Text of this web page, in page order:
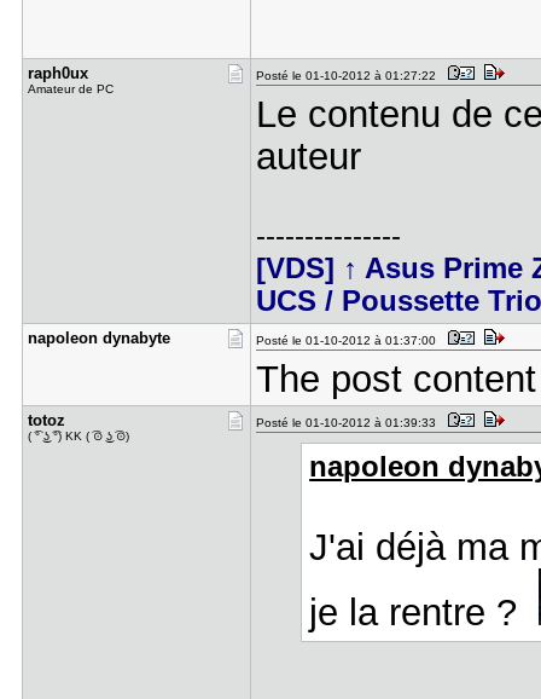
raph0ux
Amateur de PC
Posté le 01-10-2012 à 01:27:22
Le contenu de
auteur
---------------
[VDS] ↑ Asus Prime
UCS / Poussette
napoleon d​ynabyte Posté le 01-10-2012 à 01:37:00
The post
totoz
( ͡° ͜ʖ ͡°) KK ( ͡⊙ ͜ʖ ͡⊙)
Posté le 01-10-2012 à 01:39:33
napoleon
J'ai déjà ma
je la rentre ?